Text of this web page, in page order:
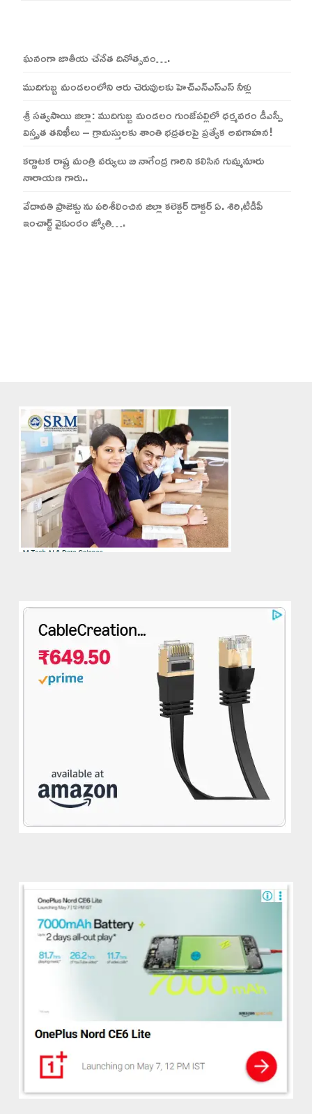
ఘనంగా జాతీయ చేనేత దినోత్సవం….
ముదిగుబ్బ మండలంలోని ఆరు చెరువులకు హెచ్ఎన్ఎస్ఎస్ నీళ్లు
శ్రీ సత్యసాయి జిల్లా: ముదిగుబ్బ మండలం గుంజేపల్లిలో ధర్మవరం డీఎస్పీ
విస్తృత తనిఖీలు – గ్రామస్తులకు శాంతి భద్రతలపై ప్రత్యేక అవగాహన!
కర్ణాటక రాష్ట్ర మంత్రి వర్యులు బి నాగేంద్ర గారిని కలిసిన గుమ్మనూరు
నారాయణ గారు..
వేదావతి ప్రాజెక్టు ను పరిశీలించిన జిల్లా కలెక్టర్ డాక్టర్ ఏ. శిరి,టీడీపీ
ఇంచార్జ్ వైకుంఠం జ్యోతి….